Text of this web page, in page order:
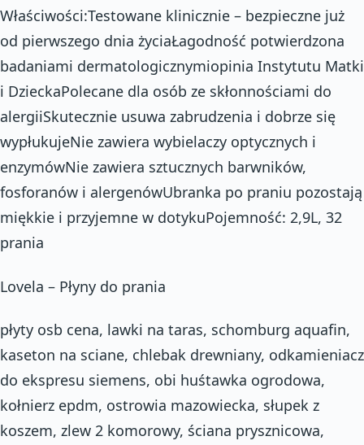
Właściwości:Testowane klinicznie – bezpieczne już
od pierwszego dnia życiaŁagodność potwierdzona
badaniami dermatologicznymiopinia Instytutu Matki
i DzieckaPolecane dla osób ze skłonnościami do
alergiiSkutecznie usuwa zabrudzenia i dobrze się
wypłukujeNie zawiera wybielaczy optycznych i
enzymówNie zawiera sztucznych barwników,
fosforanów i alergenówUbranka po praniu pozostają
miękkie i przyjemne w dotykuPojemność: 2,9L, 32
prania
Lovela – Płyny do prania
płyty osb cena, lawki na taras, schomburg aquafin,
kaseton na sciane, chlebak drewniany, odkamieniacz
do ekspresu siemens, obi huśtawka ogrodowa,
kołnierz epdm, ostrowia mazowiecka, słupek z
koszem, zlew 2 komorowy, ściana prysznicowa,